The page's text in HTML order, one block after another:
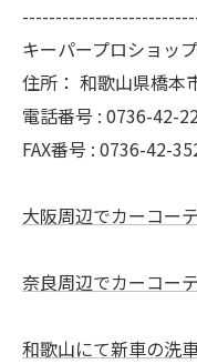
キーパープロショッ
住所： 和歌山県橋本
電話番号 : 0736-42-
FAX番号 : 0736-42-
大阪周辺でカーコー
奈良周辺でカーコー
和歌山にて新車の洗